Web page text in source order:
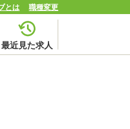
とは 職種変更
最近見た求人